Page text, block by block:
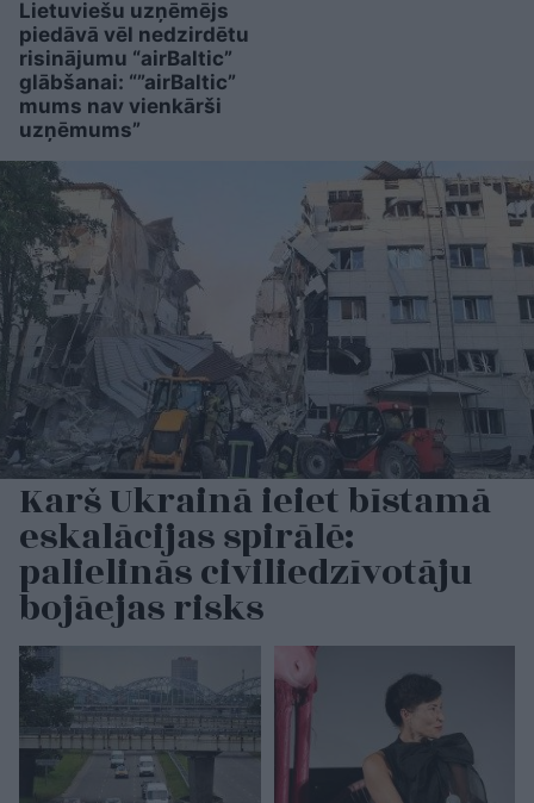
Lietuviešu uzņēmējs
piedāvā vēl nedzirdētu
risinājumu “airBaltic”
glābšanai: “”airBaltic”
mums nav vienkārši
uzņēmums”
Karš Ukrainā ieiet bīstamā
eskalācijas spirālē:
palielinās civiliedzīvotāju
bojāejas risks